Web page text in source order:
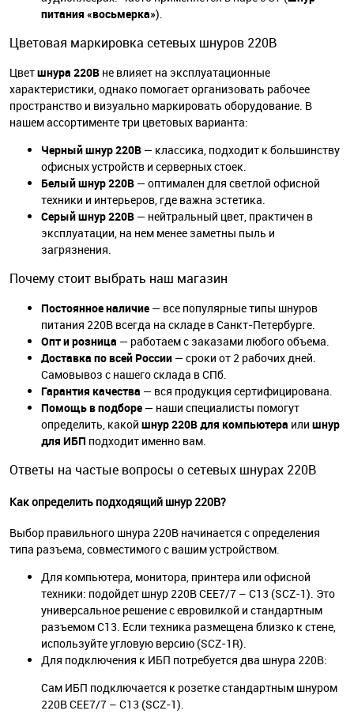
питания «восьмерка»).
Цветовая маркировка сетевых шнуров 220В
Цветшнура 220В не влияет на эксплуатационные
характеристики, однако помогает организовать рабочее
пространство и визуально маркировать оборудование. В
нашем ассортименте три цветовых варианта:
Черный шнур 220В — классика, подходит к большинству
офисных устройств и серверных стоек.
Белый шнур 220В — оптимален для светлой офисной
техники и интерьеров, где важна эстетика.
Серый шнур 220В — нейтральный цвет, практичен в
эксплуатации, на нем менее заметны пыль и
загрязнения.
Почему стоит выбрать наш магазин
Постоянное наличие — все популярные типы шнуров
питания 220В всегда на складе в Санкт-Петербурге.
Опт и розница — работаем с заказами любого объема.
Доставка по всей России — сроки от 2 рабочих дней.
Самовывоз с нашего склада в СПб.
Гарантия качества — вся продукция сертифицирована.
Помощь в подборе — наши специалисты помогут
определить, какой шнур 220В для компьютера или шнур
для ИБП подходит именно вам.
Ответы на частые вопросы о сетевых шнурах 220В
Как определить подходящий шнур 220В?
Выбор правильного шнура 220В начинается с определения
типа разъема, совместимого с вашим устройством.
Для компьютера, монитора, принтера или офисной
техники: подойдет шнур 220В CEE7/7 – C13 (SCZ-1). Это
универсальное решение с евровилкой и стандартным
разъемом C13. Если техника размещена близко к стене,
используйте угловую версию (SCZ-1R).
Для подключения к ИБП потребуется два шнура 220В:
Сам ИБП подключается к розетке стандартным шнуром
220В CEE7/7 – C13 (SCZ-1).